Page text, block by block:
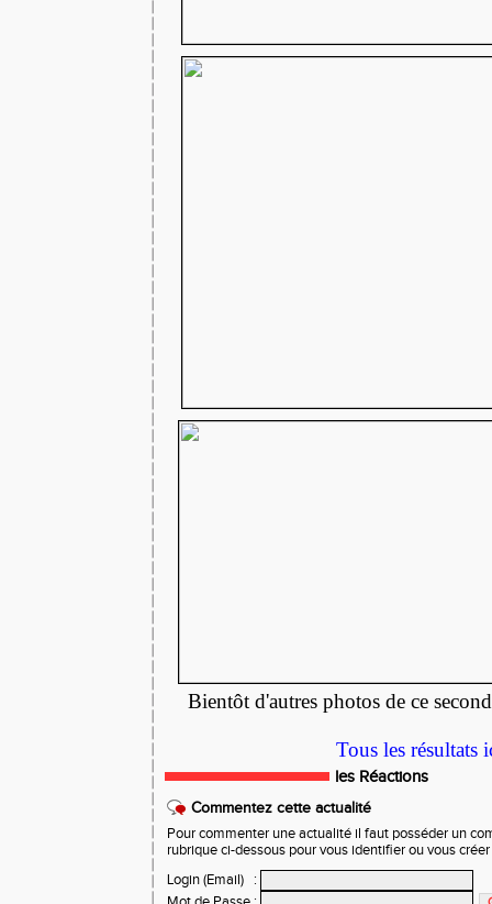
Bientôt d'autres photos de ce
Tous les résultats
les Réactions
Commentez cette actualité
Pour commenter une actualité il faut posséder un
rubrique ci-dessous pour vous identifier ou vous
Login (Email)
: